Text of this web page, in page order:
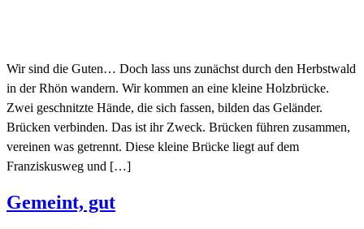
Wir sind die Guten… Doch lass uns zunächst durch den Herbstwald
in der Rhön wandern. Wir kommen an eine kleine Holzbrücke.
Zwei geschnitzte Hände, die sich fassen, bilden das Geländer.
Brücken verbinden. Das ist ihr Zweck. Brücken führen zusammen,
vereinen was getrennt. Diese kleine Brücke liegt auf dem
Franziskusweg und […]
Gemeint, gut